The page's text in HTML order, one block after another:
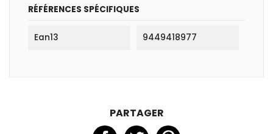
RÉFÉRENCES SPÉCIFIQUES
Ean13 9449418977
PARTAGER